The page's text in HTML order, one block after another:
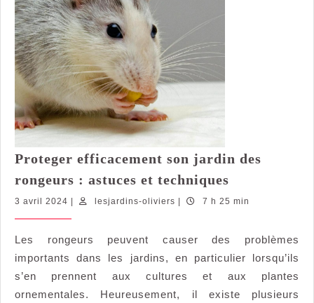
Proteger efficacement son jardin des
rongeurs : astuces et techniques
des
rongeurs
:
astuces
3 avril 2024 3
lesjardins-oliviers lesjardins-7 h 25 min
Les rongeurs peuvent causer des problèmes
importants dans les jardins, en particulier lorsqu’ils
s’en prennent aux cultures et aux plantes
ornementales. Heureusement, il existe plusieurs